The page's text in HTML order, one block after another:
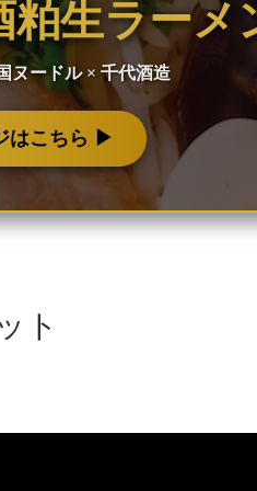
粕生ラーメ
ヌードル × 千代酒造
はこちら ▶︎
ト